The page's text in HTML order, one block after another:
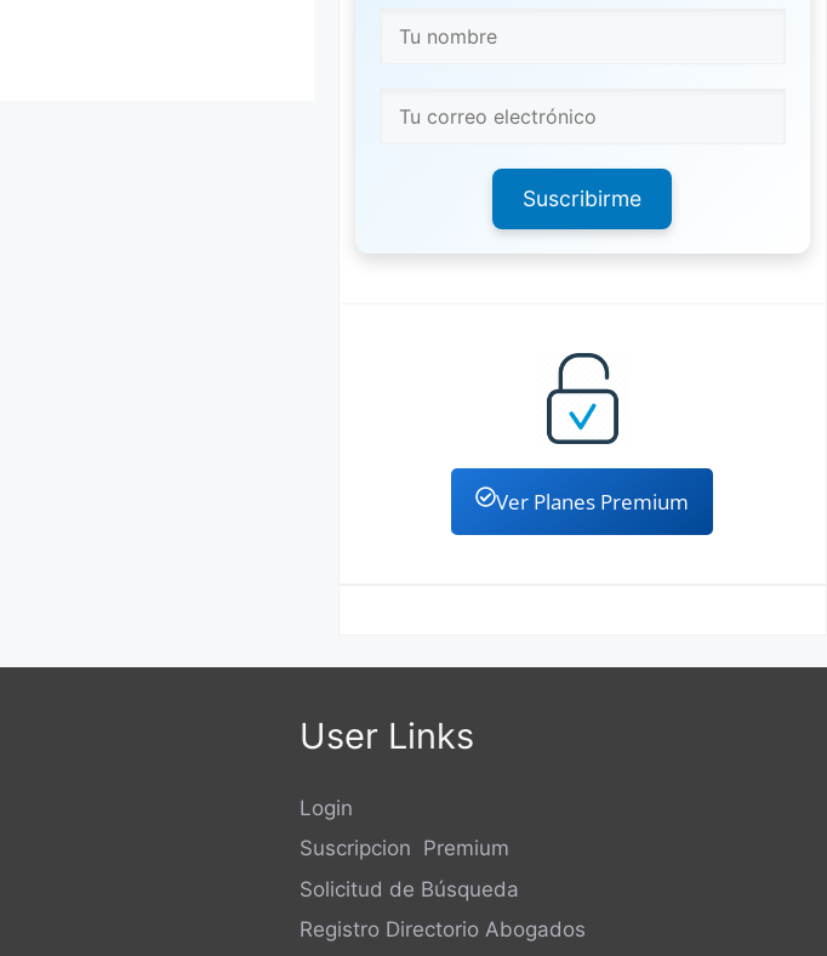
Suscribirme
Ver Planes Premium
User Links
Login
Suscripcion Premium
Solicitud de Búsqueda
Registro Directorio Abogados